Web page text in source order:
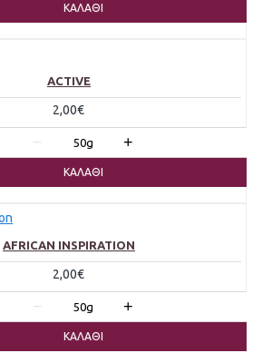
ΚΑΛΆΘΙ
ACTIVE
2,00€
− 50g +
ΚΑΛΆΘΙ
AFRICAN INSPIRATION
2,00€
− 50g +
ΚΑΛΆΘΙ